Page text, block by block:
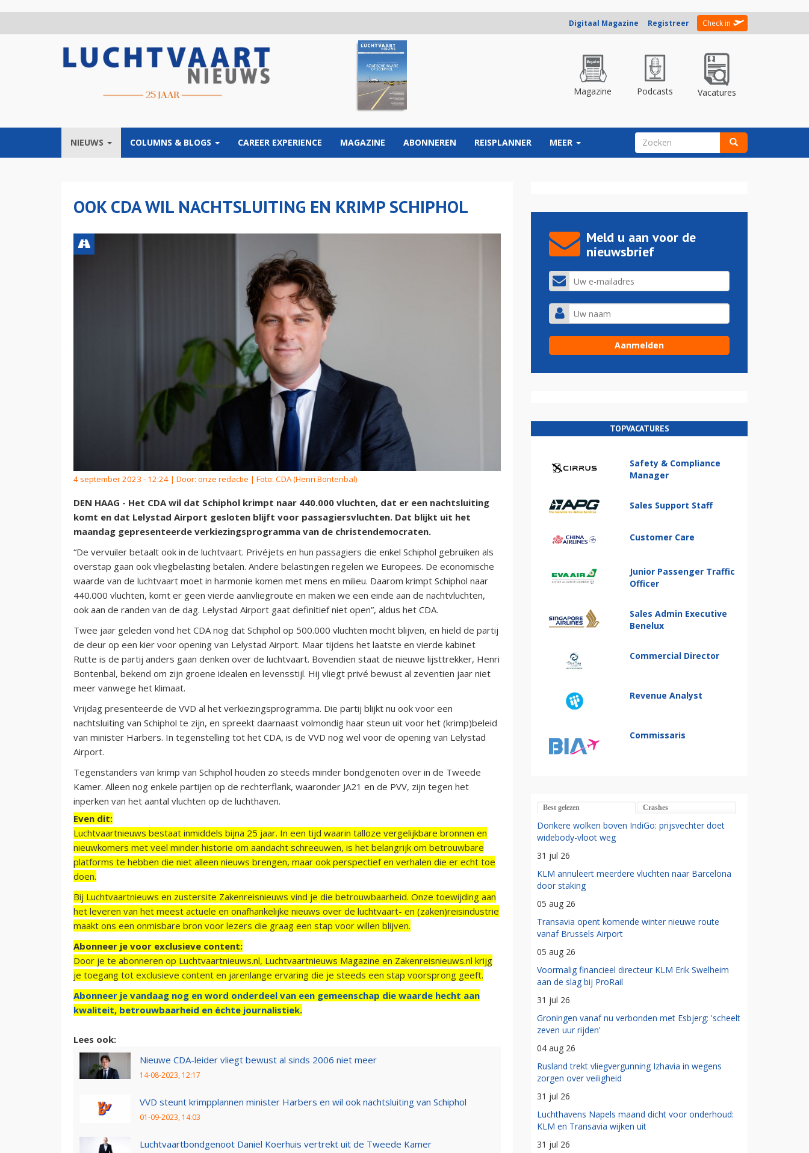
Digitaal Magazine Registreer Check in
Magazine Podcasts Vacatures
NIEUWS COLUMNS & BLOGS CAREER EXPERIENCE MAGAZINE ABONNEREN REISPLANNER MEER ZOEKVELD
OOK CDA WIL NACHTSLUITING EN KRIMP SCHIPHOL
4 september 2023 - 12:24 | Door: onze redactie | Foto: CDA (Henri Bontenbal)
DEN HAAG - Het CDA wil dat Schiphol krimpt naar 440.000 vluchten, dat er een nachtsluiting
komt en dat Lelystad Airport gesloten blijft voor passagiersvluchten. Dat blijkt uit het
maandag gepresenteerde verkiezingsprogramma van de christendemocraten.
“De vervuiler betaalt ook in de luchtvaart. Privéjets en hun passagiers die enkel Schiphol gebruiken als
overstap gaan ook vliegbelasting betalen. Andere belastingen regelen we Europees. De economische
waarde van de luchtvaart moet in harmonie komen met mens en milieu. Daarom krimpt Schiphol naar
440.000 vluchten, komt er geen vierde aanvliegroute en maken we een einde aan de nachtvluchten,
ook aan de randen van de dag. Lelystad Airport gaat definitief niet open”, aldus het CDA.
Twee jaar geleden vond het CDA nog dat Schiphol op 500.000 vluchten mocht blijven, en hield de partij
de deur op een kier voor opening van Lelystad Airport. Maar tijdens het laatste en vierde kabinet
Rutte is de partij anders gaan denken over de luchtvaart. Bovendien staat de nieuwe lijsttrekker, Henri
Bontenbal, bekend om zijn groene idealen en levensstijl. Hij vliegt privé bewust al zeventien jaar niet
meer vanwege het klimaat.
Vrijdag presenteerde de VVD al het verkiezingsprogramma. Die partij blijkt nu ook voor een
nachtsluiting van Schiphol te zijn, en spreekt daarnaast volmondig haar steun uit voor het (krimp)beleid
van minister Harbers. In tegenstelling tot het CDA, is de VVD nog wel voor de opening van Lelystad
Airport.
Tegenstanders van krimp van Schiphol houden zo steeds minder bondgenoten over in de Tweede
Kamer. Alleen nog enkele partijen op de rechterflank, waaronder JA21 en de PVV, zijn tegen het
inperken van het aantal vluchten op de luchthaven.
Even dit:
Luchtvaartnieuws bestaat inmiddels bijna 25 jaar. In een tijd waarin talloze vergelijkbare bronnen en
nieuwkomers met veel minder historie om aandacht schreeuwen, is het belangrijk om betrouwbare
platforms te hebben die niet alleen nieuws brengen, maar ook perspectief en verhalen die er echt toe
doen.
Bij Luchtvaartnieuws en zustersite Zakenreisnieuws vind je die betrouwbaarheid. Onze toewijding aan
het leveren van het meest actuele en onafhankelijke nieuws over de luchtvaart- en (zaken)reisindustrie
maakt ons een onmisbare bron voor lezers die graag een stap voor willen blijven.
Abonneer je voor exclusieve content:
Door je te abonneren op Luchtvaartnieuws.nl, Luchtvaartnieuws Magazine en Zakenreisnieuws.nl krijg
je toegang tot exclusieve content en jarenlange ervaring die je steeds een stap voorsprong geeft.
Abonneer je vandaag nog en word onderdeel van een gemeenschap die waarde hecht aan
kwaliteit, betrouwbaarheid en échte journalistiek.
Lees ook:
Nieuwe CDA-leider vliegt bewust al sinds 2006 niet meer
14-08-2023, 12:17
VVD steunt krimpplannen minister Harbers en wil ook nachtsluiting van Schiphol
01-09-2023, 14:03
Luchtvaartbondgenoot Daniel Koerhuis vertrekt uit de Tweede Kamer
Meld u aan voor de
nieuwsbrief
TOPVACATURES
Safety & Compliance
Manager
Sales Support Staff
Customer Care
Junior Passenger Traffic
Officer
Sales Admin Executive
Benelux
Commercial Director
Revenue Analyst
Commissaris
Best gelezen Crashes
Donkere wolken boven IndiGo: prijsvechter doet
widebody-vloot weg
31 jul 26
KLM annuleert meerdere vluchten naar Barcelona
door staking
05 aug 26
Transavia opent komende winter nieuwe route
vanaf Brussels Airport
05 aug 26
Voormalig financieel directeur KLM Erik Swelheim
aan de slag bij ProRail
31 jul 26
Groningen vanaf nu verbonden met Esbjerg: 'scheelt
zeven uur rijden'
04 aug 26
Rusland trekt vliegvergunning Izhavia in wegens
zorgen over veiligheid
31 jul 26
Luchthavens Napels maand dicht voor onderhoud:
KLM en Transavia wijken uit
31 jul 26